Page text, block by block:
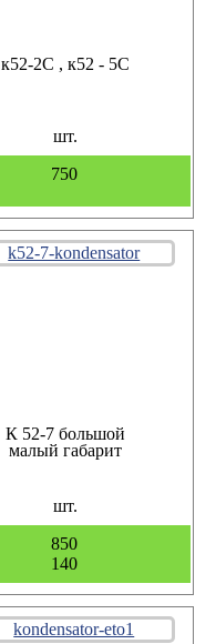
к52-2С , к52 - 5С
шт.
750
К 52-7 большой
малый габарит
шт.
850
140